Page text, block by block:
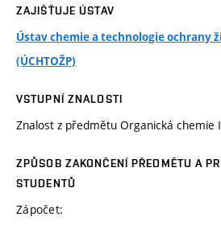
ZAJIŠŤUJE ÚSTAV
Ústav chemie a technologie ochrany
(ÚCHTOŽP)
VSTUPNÍ ZNALOSTI
Znalost z předmětu Organická chemie
ZPŮSOB ZAKONČENÍ PŘEDMĚTU A
STUDENTŮ
Zápočet: